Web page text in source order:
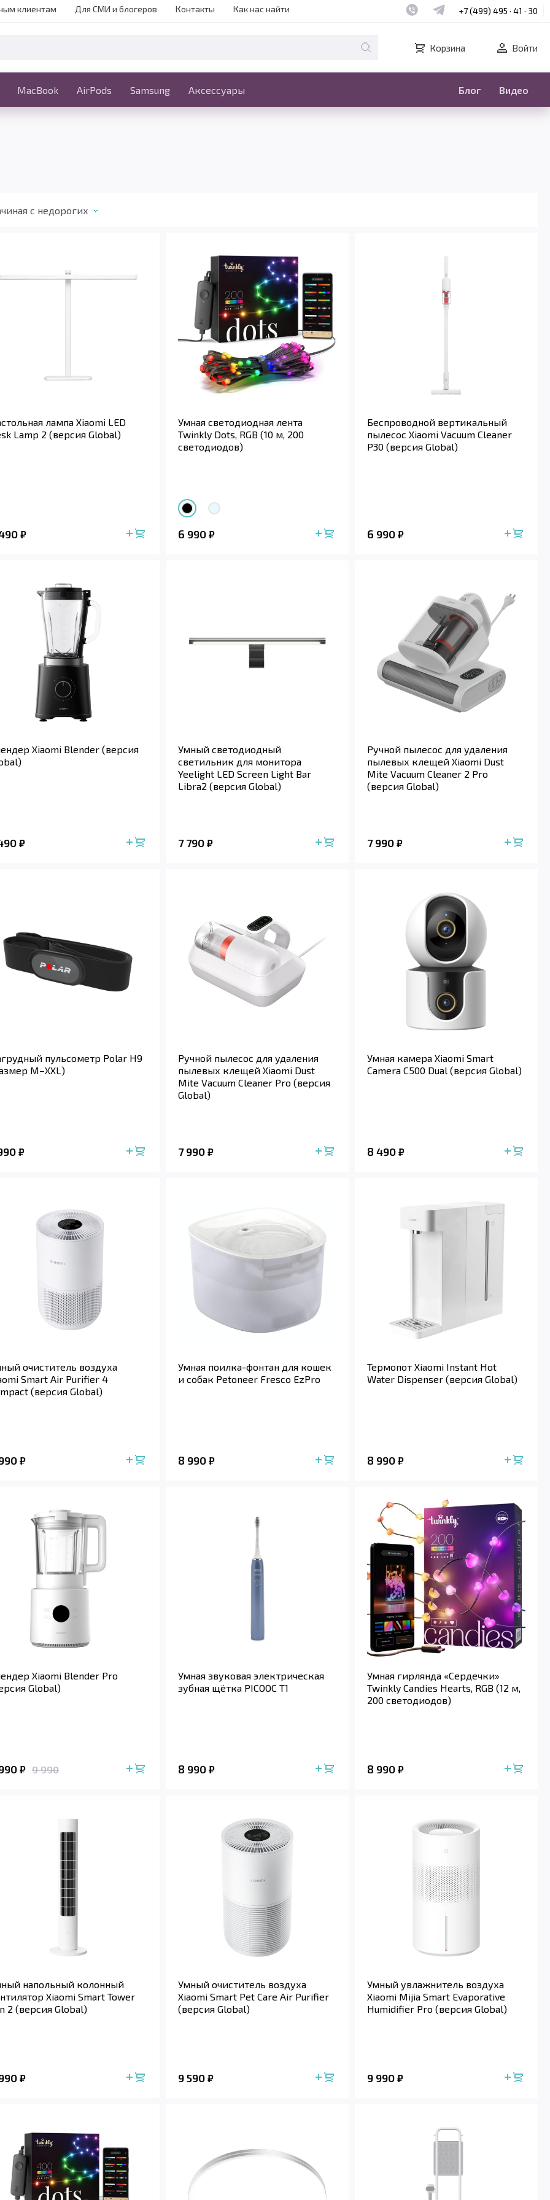
клиентам Для СМИ и блогеров Контакты Как нас найти Наш whatsapp
Наш telegram
+7 (499) 495 · 41 · 30
Корзина Войти
MacBook AirPods Samsung Аксессуары Блог Видео
iPhone MacBook Ещё
с недорогих
лампа Xiaomi LED
Lamp 2 (версия Global)
₽
Умная светодиодная лента
Twinkly Dots, RGB (10 м, 200
светодиодов)
6 990 ₽
Беспроводной вертикальный
пылесос Xiaomi Vacuum Cleaner
P30 (версия Global)
6 990 ₽
Xiaomi Blender (версия
₽
Умный светодиодный
светильник для монитора
Yeelight LED Screen Light Bar
Libra2 (версия Global)
7 790 ₽
Ручной пылесос для удаления
пылевых клещей Xiaomi Dust
Mite Vacuum Cleaner 2 Pro
(версия Global)
7 990 ₽
пульсометр Polar H9
M–XXL)
₽
Ручной пылесос для удаления
пылевых клещей Xiaomi Dust
Mite Vacuum Cleaner Pro (версия
Global)
7 990 ₽
Умная камера Xiaomi Smart
Camera C500 Dual (версия Global)
8 490 ₽
очиститель воздуха
Smart Air Purifier 4
(версия Global)
₽
Умная поилка-фонтан для кошек
и собак Petoneer Fresco EzPro
8 990 ₽
Термопот Xiaomi Instant Hot
Water Dispenser (версия Global)
8 990 ₽
Xiaomi Blender Pro
Global)
₽ 9 990
Умная звуковая электрическая
зубная щётка PICOOC T1
8 990 ₽
Умная гирлянда «Сердечки»
Twinkly Candies Hearts, RGB (12 м,
200 светодиодов)
8 990 ₽
напольный колонный
Xiaomi Smart Tower
2 (версия Global)
₽
Умный очиститель воздуха
Xiaomi Smart Pet Care Air Purifier
(версия Global)
9 590 ₽
Умный увлажнитель воздуха
Xiaomi Mijia Smart Evaporative
Humidifier Pro (версия Global)
9 990 ₽